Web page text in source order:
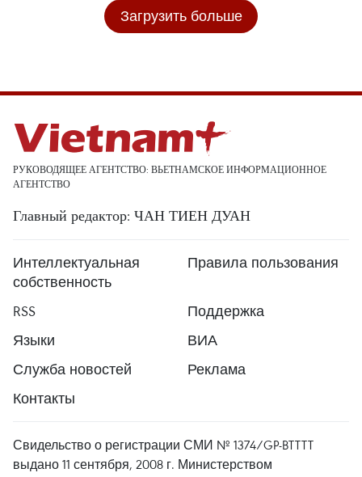
Загрузить больше
РУКОВОДЯЩЕЕ АГЕНТСТВО: ВЬЕТНАМСКОЕ ИНФОРМАЦИОННОЕ
АГЕНТСТВО
Главный редактор: ЧАН ТИЕН ДУАН
Интеллектуальная
собственность
Правила пользования
RSS
Поддержка
Языки
ВИА
Служба новостей
Реклама
Контакты
Свидельство о регистрации СМИ № 1374/GP-BTTTT
выдано 11 сентября, 2008 г. Министерством